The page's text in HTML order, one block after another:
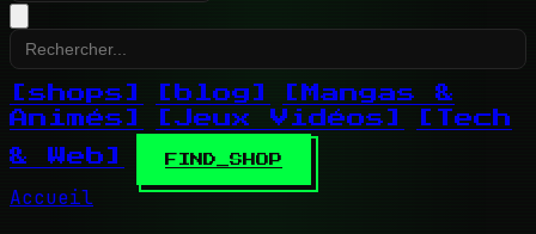
[shops] [blog]
[Mangas &
Animés]
[Jeux Vidéos]
[Tech
& Web]
FIND_SHOP
Accueil